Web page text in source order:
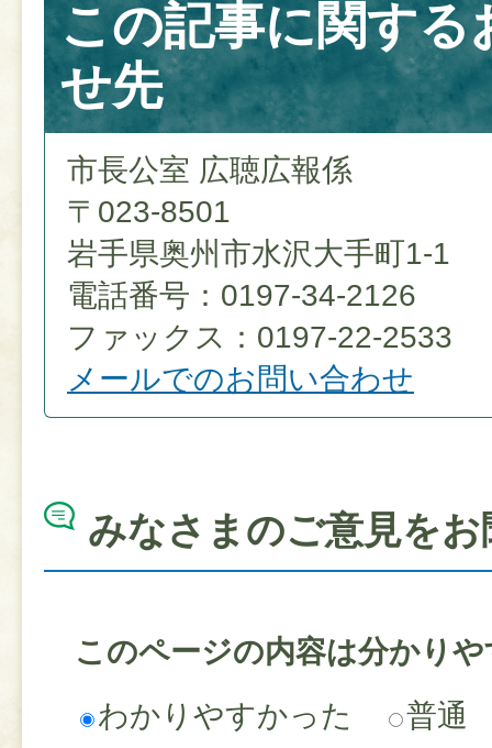
この記事に関する
せ先
市長公室 広聴広報係
〒023-8501
岩手県奥州市水沢大手町1-1
電話番号：0197-34-2126
ファックス：0197-22-2533
メールでのお問い合わせ
みなさまのご意見を
このページの内容は分かり
わかりやすかった
普通